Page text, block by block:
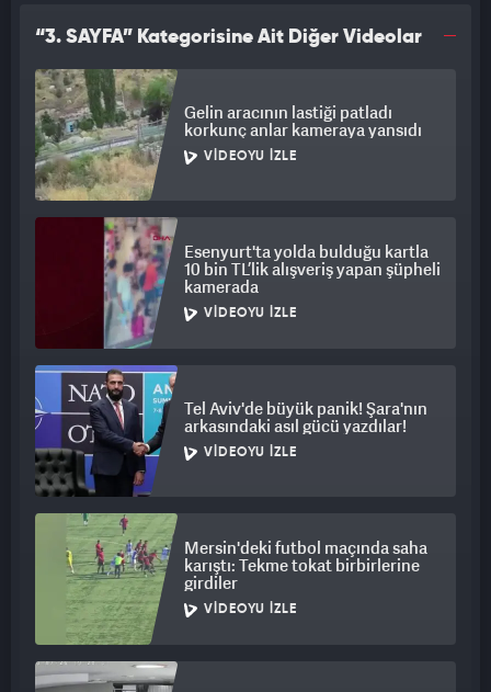
“3. SAYFA” Kategorisine Ait Diğer Videolar
Gelin aracının lastiği patladı
korkunç anlar kameraya yansıdı
VIDEOYU İZLE
Esenyurt'ta yolda bulduğu kartla
10 bin TL’lik alışveriş yapan şüpheli
kamerada
VIDEOYU İZLE
Tel Aviv'de büyük panik! Şara'nın
arkasındaki asıl gücü yazdılar!
VIDEOYU İZLE
Mersin'deki futbol maçında saha
karıştı: Tekme tokat birbirlerine
girdiler
VIDEOYU İZLE